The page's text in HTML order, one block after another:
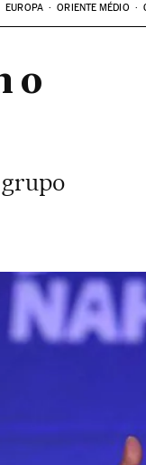
EUROPA ORIENTE MÉDIO
o